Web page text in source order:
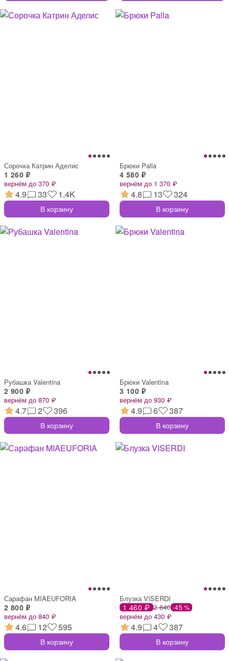
Сорочка Катрин Аделис
1 260 ₽
вернём до 370 ₽
4.9 33 1.4K
В корзину
Брюки Palla
4 580 ₽
вернём до 1 370 ₽
4.8 13 324
В корзину
Рубашка Valentina
2 900 ₽
вернём до 870 ₽
4.7 2 396
В корзину
Брюки Valentina
3 100 ₽
вернём до 930 ₽
4.9 6 387
В корзину
Сарафан MIAEUFORIA
2 800 ₽
вернём до 840 ₽
4.6 12 595
В корзину
Блузка VISERDI
1 460 ₽ 2 640 -45 %
вернём до 430 ₽
4.9 4 387
В корзину